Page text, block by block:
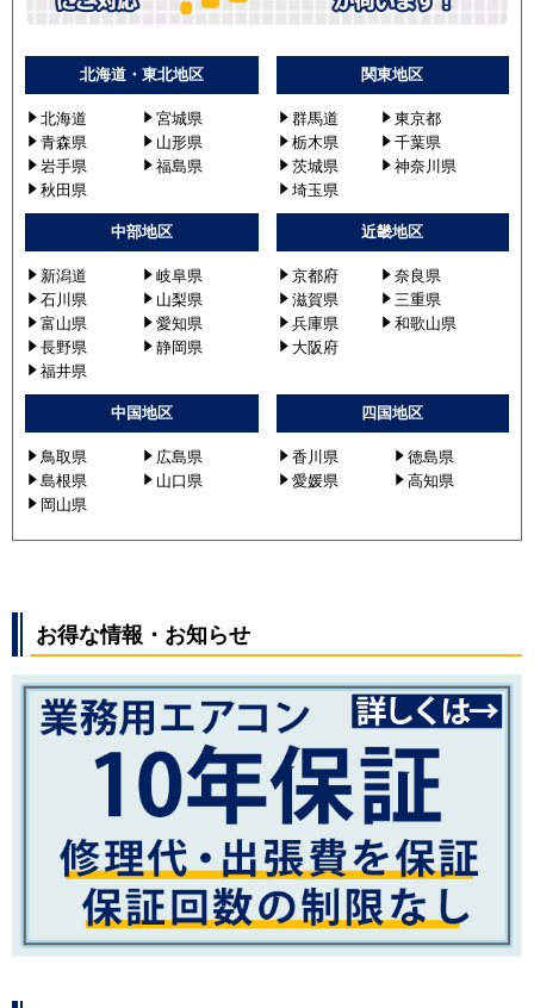
北海道・東北地区
北海道
宮城県
青森県
山形県
岩手県
福島県
秋田県
関東地区
群馬道
東京都
栃木県
千葉県
茨城県
神奈川県
埼玉県
中部地区
新潟道
岐阜県
石川県
山梨県
富山県
愛知県
長野県
静岡県
福井県
近畿地区
京都府
奈良県
滋賀県
三重県
兵庫県
和歌山県
大阪府
中国地区
鳥取県
広島県
島根県
山口県
岡山県
四国地区
香川県
徳島県
愛媛県
高知県
お得な情報・お知らせ